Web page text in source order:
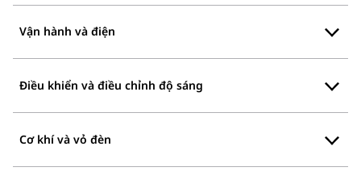
Vận hành và điện
Điều khiển và điều chỉnh độ sáng
Cơ khí và vỏ đèn